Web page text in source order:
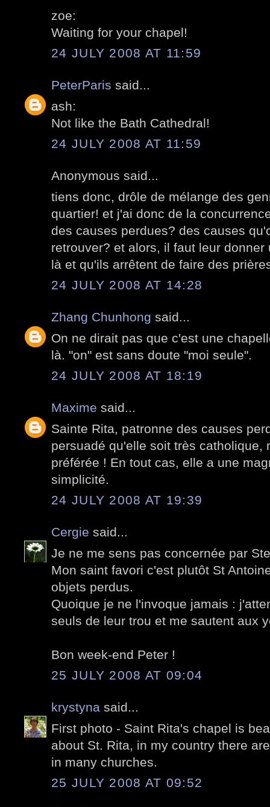
zoe:
Waiting for your chapel!
24 JULY 2008 AT 11:59
PeterParis said...
ash:
Not like the Bath Cathedral!
24 JULY 2008 AT 11:59
Anonymous said...
tiens donc, drôle de mélange des
quartier! et j'ai donc de la
des causes perdues? des causes
retrouver? et alors, il faut leur
là et qu'ils arrêtent de faire des
24 JULY 2008 AT 14:28
Zhang Chunhong said...
On ne dirait pas que c'est une
là. "on" est sans doute "moi seule".
24 JULY 2008 AT 18:19
Maxime said...
Sainte Rita, patronne des causes
persuadé qu'elle soit très catholique,
préférée ! En tout cas, elle a une
simplicité.
24 JULY 2008 AT 19:39
Cergie said...
Je ne me sens pas concernée par
Mon saint favori c'est plutôt St
objets perdus.
Quoique je ne l'invoque jamais :
seuls de leur trou et me sautent aux
Bon week-end Peter !
25 JULY 2008 AT 09:04
krystyna said...
First photo - Saint Rita's chapel is
about St. Rita, in my country there
in many churches.
25 JULY 2008 AT 09:52